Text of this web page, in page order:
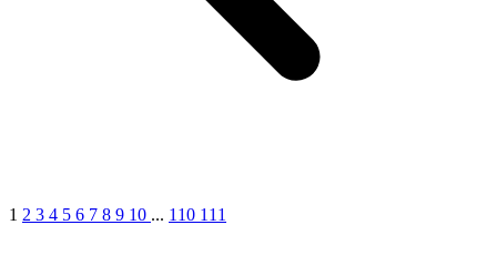
1 2 3 4 5 6 7 8 9 10 ... 110 111